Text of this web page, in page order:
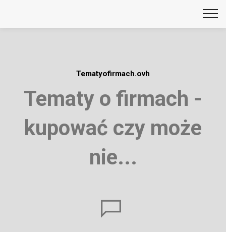
Tematyofirmach.ovh
Tematy o firmach -
kupować czy może
nie...